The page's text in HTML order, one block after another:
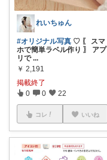
れいちゅん
#オリジナル写真 ♡ 〖 スマ
ホで簡単ラベル作り 〗 アプ
リで ...
￥ 2,191
掲載終了
0 0 22
コレ いいね